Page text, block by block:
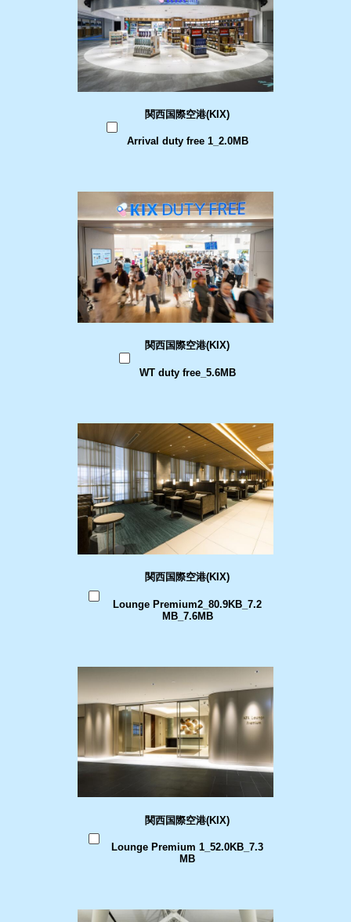
関西国際空港(KIX)
Arrival duty free 1_2.0MB
関西国際空港(KIX)
WT duty free_5.6MB
関西国際空港(KIX)
Lounge Premium2_80.9KB_7.2
MB_7.6MB
関西国際空港(KIX)
Lounge Premium 1_52.0KB_7.3
MB